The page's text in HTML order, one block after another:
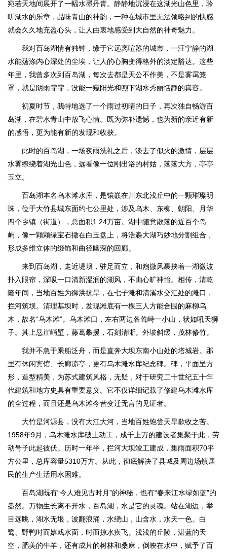
宛若天地间展开了一幅水墨丹青。静静地沉浸在这湖光山色里，聆
听湖水的乐章，品味青山的神韵，一种在城市里无法领略到的快感
就会久久地充盈心头，让人由衷地感受到大自然的神奇魅力。
我对百岛湖情有独钟，缘于它远离喧嚣的城市，一汪宁静的湖
水能荡涤内心深处的尘埃，让人的心胸变得格外的淡定豁达。这些
年里，我曾多次到百岛湖，每次去都是天公不作美，不是雾霭笼
罩，就是阴雨霏霏，没能一窥阳光和煦下湖水秀丽恬静的真容。
初夏时节，我特地选了一个雨过初晴的日子，再次独自畅游百
岛湖，在碧水青山中放飞心情。既为弥补遗憾，也为新的亲近有新
的感悟，更为能有新的发现和收获。
此时的百岛湖，一场夜雨洗礼之后，淡去了似火的激情，层层
水雾缭绕着湖光山色，远看像一位刚出浴的村姑，落落大方，亭亭
玉立。
百岛湖本名乌木滩水库，是镶嵌在川东北浅丘中的一颗璀璨明
珠，位于大竹县城东面约七公里处，涉及乌木、东柳、朝阳、月华
四个乡镇（街道），总面积1.24万亩。湖中随意散落的近百个岛
屿，像一颗颗绿宝石撒在白玉盘上，将浩淼大湖巧妙地分割组合，
形成多维立体的缀饰和曲径幽深的回廊。
来到百岛湖，走近堤坝，驻足而立，和煦微风裹挟着一湖微波
扑入眼帘，深吸一口清新湿润的湖风，不由心旷神怡。相传，清乾
隆年间，当地百姓为御洪抗旱，在七子滩和清溪水交汇处的滩口，
拦河筑坝。清理基坝时，发现滩底有一棵三人方能合围的麻柳乌
木，故名“乌木滩”。乌木滩口，左右两边各耸峙一小山，状如吼天狮
子。其上悬崖峭壁，藤葛攀援，石刻清晰。外坡斜缓，茂林修竹。
我并不急于乘船泛舟，而是直奔大坝东南小山处的塔城岩。那
里有休闲宾馆、长廊凉亭，更有乌木滩水库纪念碑。碑，平面呈方
形，造型精美，为苏式建筑风格，无疑，对于研究二十世纪五十年
代建筑和地方史具有重要意义。它不仅详细记载了修建乌木滩水库
的全过程，而且还是乌木滩今昔变迁无言的见证者。
大竹是河源县，没有大江大河，当地百姓饱尝天旱歉收之苦。
1958年9月，乌木滩水库破土动工，成千上万的建设者集聚于此，劳
动号子此起彼伏。历时一年半，拦河大坝竣工建成，集雨面积70平
方公里，总库容量5310万方。从此，彻底解决了县城及周边场镇居
民的生产生活用水困难。
百岛湖既有“今人难见古时月”的神秘，也有“春来江水绿如蓝”的
盎然。万物生长离不开水，百岛湖，水是它的灵魂。站在湖边，举
目远眺，湖水无垠，波翻浪涌，水绕山，山含水，水天一色。白
鹭、野鸭时而嬉戏水面，时而掠水疾飞。浅浅的丘陵，湛蓝的天
空，肥美的牛羊，还有成片的树林和桑麻，倒映在水中，赋予了百